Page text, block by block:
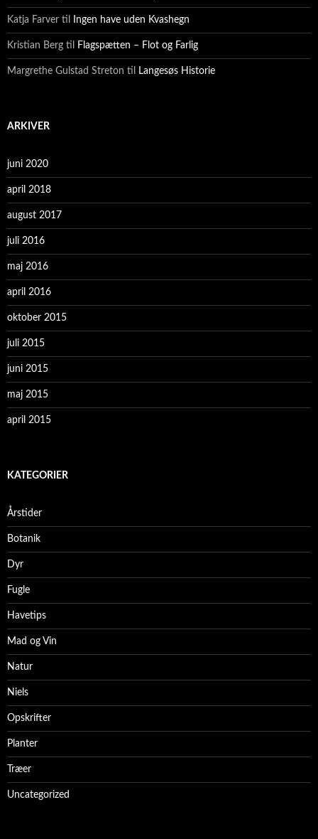
Katja Farver til Ingen have uden Kvashegn
Kristian Berg til Flagspætten – Flot og Farlig
Margrethe Gulstad Streton til Langesøs Historie
ARKIVER
juni 2020
april 2018
august 2017
juli 2016
maj 2016
april 2016
oktober 2015
juli 2015
juni 2015
maj 2015
april 2015
KATEGORIER
Årstider
Botanik
Dyr
Fugle
Havetips
Mad og Vin
Natur
Niels
Opskrifter
Planter
Træer
Uncategorized